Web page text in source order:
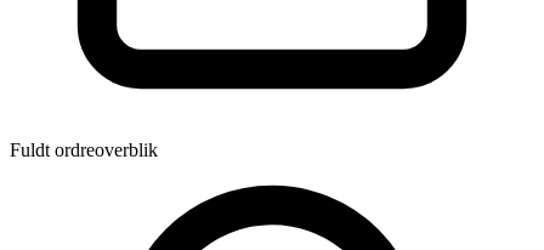
Fuldt ordreoverblik